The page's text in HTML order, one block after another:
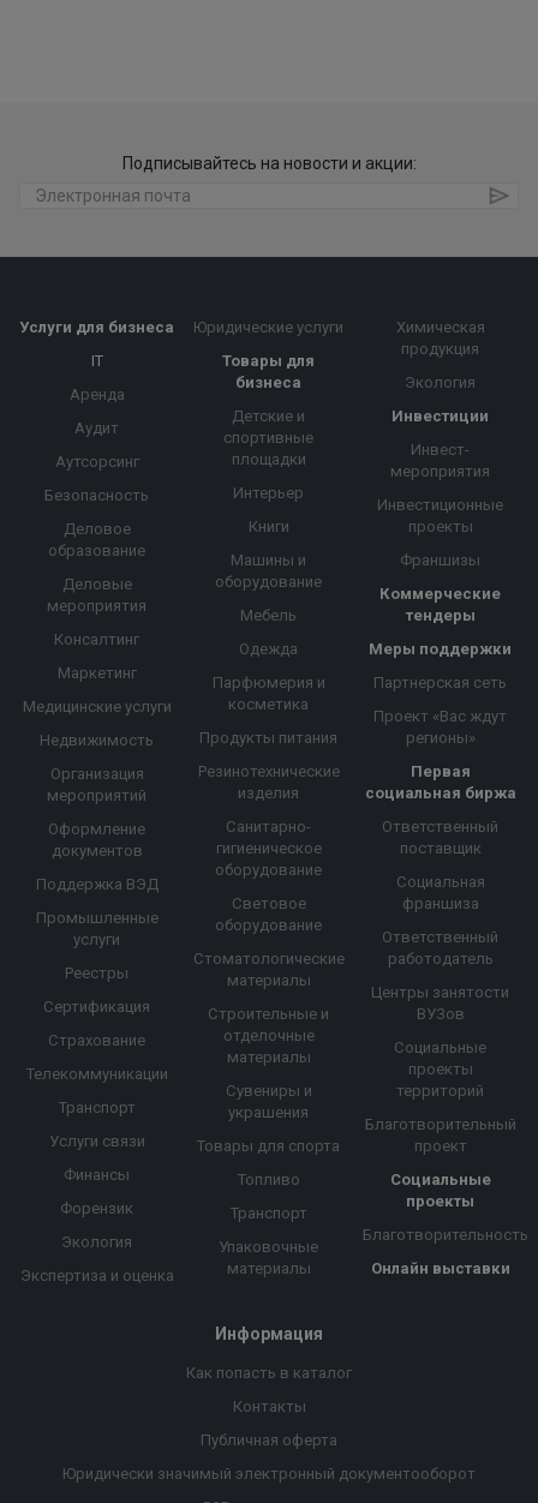
Подписывайтесь на новости и акции:
Услуги для бизнеса
IT
Аренда
Аудит
Аутсорсинг
Безопасность
Деловое
образование
Деловые
мероприятия
Консалтинг
Маркетинг
Медицинские услуги
Недвижимость
Организация
мероприятий
Оформление
документов
Поддержка ВЭД
Промышленные
услуги
Реестры
Сертификация
Страхование
Телекоммуникации
Транспорт
Услуги связи
Финансы
Форензик
Экология
Экспертиза и оценка
Юридические услуги
Товары для
бизнеса
Детские и
спортивные
площадки
Интерьер
Книги
Машины и
оборудование
Мебель
Одежда
Парфюмерия и
косметика
Продукты питания
Резинотехнические
изделия
Санитарно-
гигиеническое
оборудование
Световое
оборудование
Стоматологические
материалы
Строительные и
отделочные
материалы
Сувениры и
украшения
Товары для спорта
Топливо
Транспорт
Упаковочные
материалы
Химическая
продукция
Экология
Инвестиции
Инвест-
мероприятия
Инвестиционные
проекты
Франшизы
Коммерческие
тендеры
Меры поддержки
Партнерская сеть
Проект «Вас ждут
регионы»
Первая
социальная биржа
Ответственный
поставщик
Социальная
франшиза
Ответственный
работодатель
Центры занятости
ВУЗов
Социальные
проекты
территорий
Благотворительный
проект
Социальные
проекты
Благотворительность
Онлайн выставки
Информация
Как попасть в каталог
Контакты
Публичная оферта
Юридически значимый электронный документооборот